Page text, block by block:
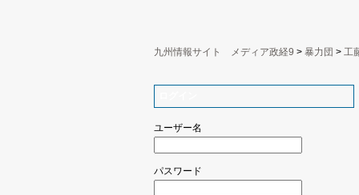
九州情報サイト メディア政経9 > 暴力団 > 工
ユーザー名
パスワード